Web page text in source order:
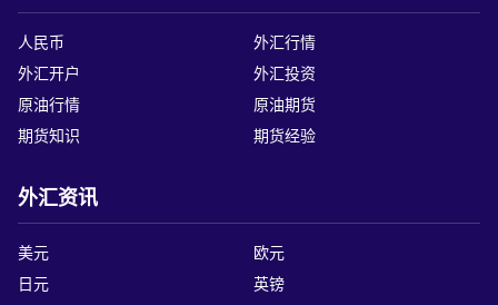
人民币
外汇行情
外汇开户
外汇投资
原油行情
原油期货
期货知识
期货经验
外汇资讯
美元
欧元
日元
英镑